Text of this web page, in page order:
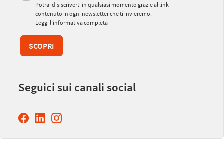
Potrai disiscriverti in qualsiasi momento grazie al link
contenuto in ogni newsletter che ti invieremo.
Leggi l’informativa completa
SCOPRI
Seguici sui canali social